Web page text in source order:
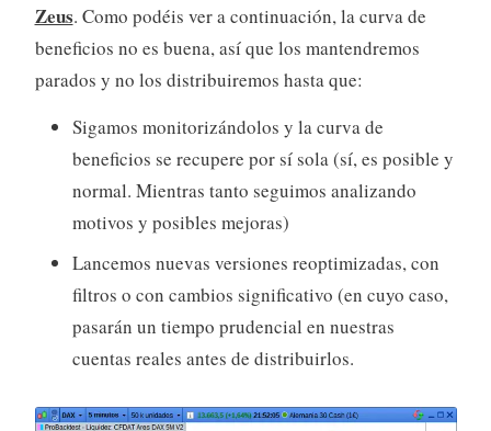
Zeus. Como podéis ver a continuación, la curva de
beneficios no es buena, así que los mantendremos
parados y no los distribuiremos hasta que:
Sigamos monitorizándolos y la curva de
beneficios se recupere por sí sola (sí, es posible y
normal. Mientras tanto seguimos analizando
motivos y posibles mejoras)
Lancemos nuevas versiones reoptimizadas, con
filtros o con cambios significativo (en cuyo caso,
pasarán un tiempo prudencial en nuestras
cuentas reales antes de distribuirlos.